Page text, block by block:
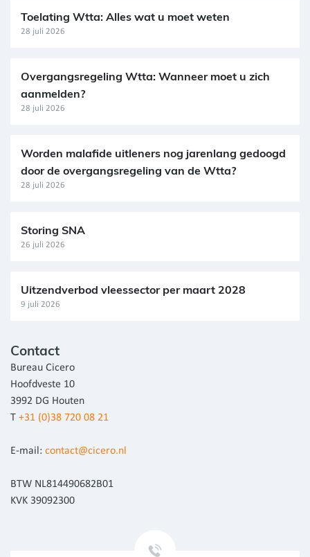
Toelating Wtta: Alles wat u moet weten
28 juli 2026
Overgangsregeling Wtta: Wanneer moet u zich
aanmelden?
28 juli 2026
Worden malafide uitleners nog jarenlang gedoogd
door de overgangsregeling van de Wtta?
28 juli 2026
Storing SNA
26 juli 2026
Uitzendverbod vleessector per maart 2028
9 juli 2026
Contact
Bureau Cicero
Hoofdveste 10
3992 DG Houten
T +31 (0)38 720 08 21
E-mail: contact@cicero.nl
BTW NL814490682B01
KVK 39092300